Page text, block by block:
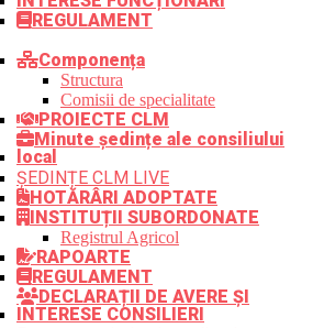
REGULAMENT
Componența
Structura
Comisii de specialitate
PROIECTE CLM
Minute ședințe ale consiliului
local
ȘEDINȚE CLM LIVE
HOTĂRÂRI ADOPTATE
INSTITUȚII SUBORDONATE
Registrul Agricol
RAPOARTE
REGULAMENT
DECLARAȚII DE AVERE ȘI
INTERESE CONSILIERI